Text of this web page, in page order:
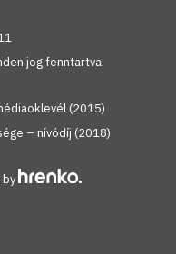
jog fenntartva.
(2015)
– nívódíj (2018)
by